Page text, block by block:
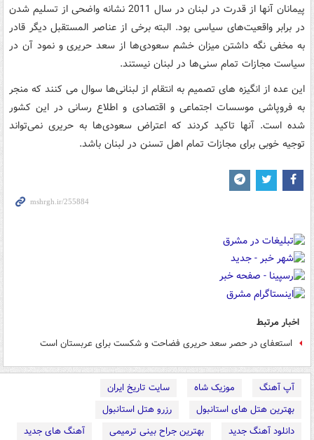
پیمانان آنها از قدرت در لبنان در سال 2011 نشانه واضحی از تسلیم شدن
در برابر واقعیت‌های سیاسی بود. البته برخی از عناصر المستقبل دیگر قادر
به مخفی نگه داشتن میزان خشم سعودی‌ها از سعد حریری و نمود آن در
سیاست مجازات تمام سنی‌ها در لبنان نیستند.
این عده از انگیزه های تصمیم به انتقام از لبنانی‌ها سوال می کنند که منجر
به فروپاشی موسسات اجتماعی و اقتصادی و اطلاع رسانی در این کشور
شده است. آنها تاکید کردند که اعتراض سعودی‌ها به حریری نمی‌تواند
توجیه خوبی برای مجازات تمام اهل تسنن در لبنان باشد.
اخبار مرتبط
استعفای در حصر سعد حریری فضاحت و شکست برای عربستان است
آپ آهنگ موزیک شاه
سایت تاریخ ایران
بهترین هتل های استانبول
رزرو هتل استانبول
دانلود آهنگ جدید
بهترین جراح بینی ترمیمی
آهنگ های جدید